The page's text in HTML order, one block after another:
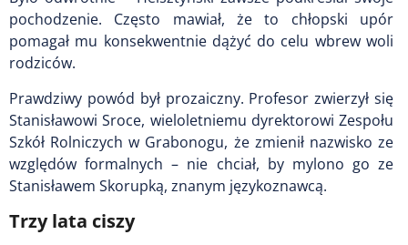
pochodzenie. Często mawiał, że to chłopski upór
pomagał mu konsekwentnie dążyć do celu wbrew woli
rodziców.
Prawdziwy powód był prozaiczny. Profesor zwierzył się
Stanisławowi Sroce, wieloletniemu dyrektorowi Zespołu
Szkół Rolniczych w Grabonogu, że zmienił nazwisko ze
względów formalnych – nie chciał, by mylono go ze
Stanisławem Skorupką, znanym językoznawcą.
Trzy lata ciszy